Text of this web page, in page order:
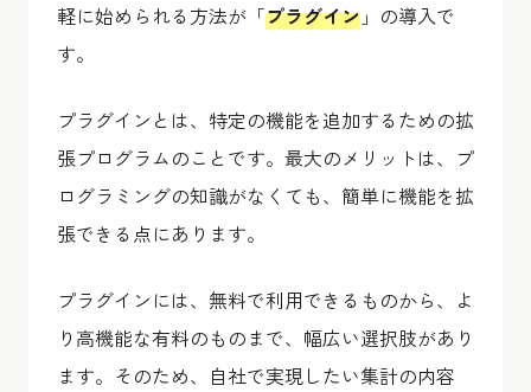
軽に始められる方法が「プラグイン 」の導入で
す。
プラグインとは、特定の機能を追加するための拡
張プログラムのことです。最大のメリットは、プ
ログラミングの知識がなくても、簡単に機能を拡
張できる点にあります。
プラグインには、無料で利用できるものから、よ
り高機能な有料のものまで、幅広い選択肢があり
ます。そのため、自社で実現したい集計の内容